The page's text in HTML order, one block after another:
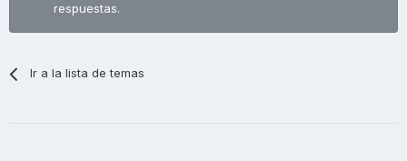
respuestas.
Ir a la lista de temas